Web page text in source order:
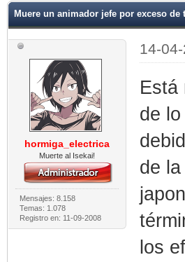
Muere un animador jefe por exceso de
hormiga_electrica
Muerte al Isekai!
Mensajes: 8.158
Temas: 1.078
Registro en: 11-09-2008
14-
Está
de
de
los